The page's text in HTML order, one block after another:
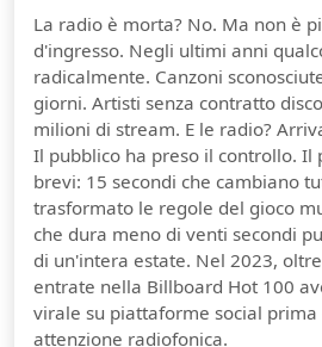
La radio è morta? No. Ma non è
d'ingresso. Negli ultimi anni
radicalmente. Canzoni
giorni. Artisti senza contratto
milioni di stream. E le radio?
Il pubblico ha preso il controllo. Il
brevi: 15 secondi che cambiano
trasformato le regole del gioco
che dura meno di venti secondi
di un'intera estate. Nel 2023,
entrate nella Billboard Hot 100
virale su piattaforme social prima
attenzione radiofonica.